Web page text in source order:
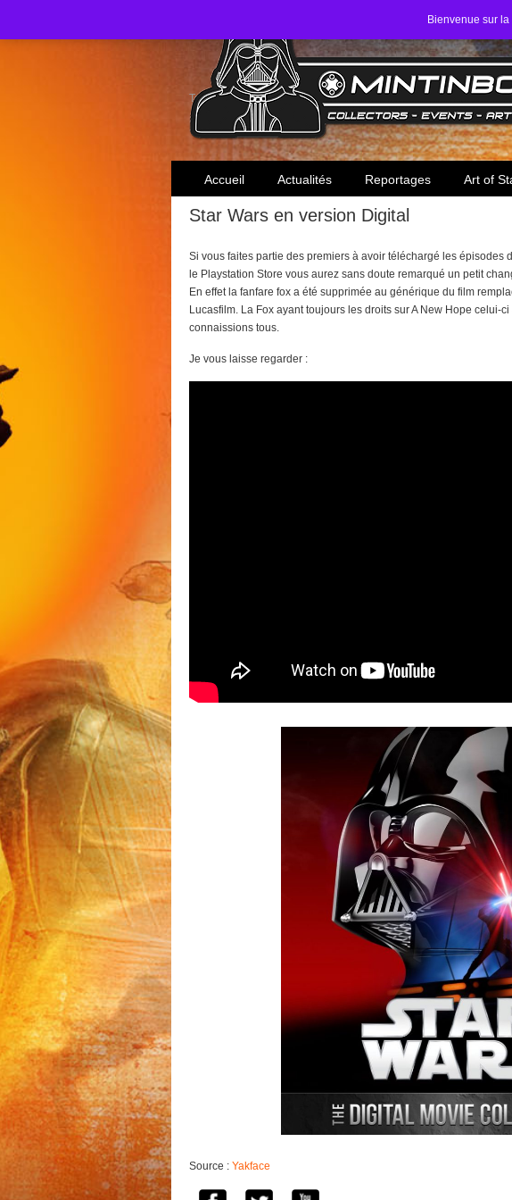
Bienvenue sur
Toute l'actualité des collectionneurs Star Wars
Accueil Actualités Reportages Art of
Star Wars en version Digital
Si vous faites partie des premiers à avoir téléchargé les épisodes
le Playstation Store vous aurez sans doute remarqué un petit
En effet la fanfare fox a été supprimée au générique du film
Lucasfilm. La Fox ayant toujours les droits sur A New Hope celui-
connaissions tous.
Je vous laisse regarder :
Source : Yakface